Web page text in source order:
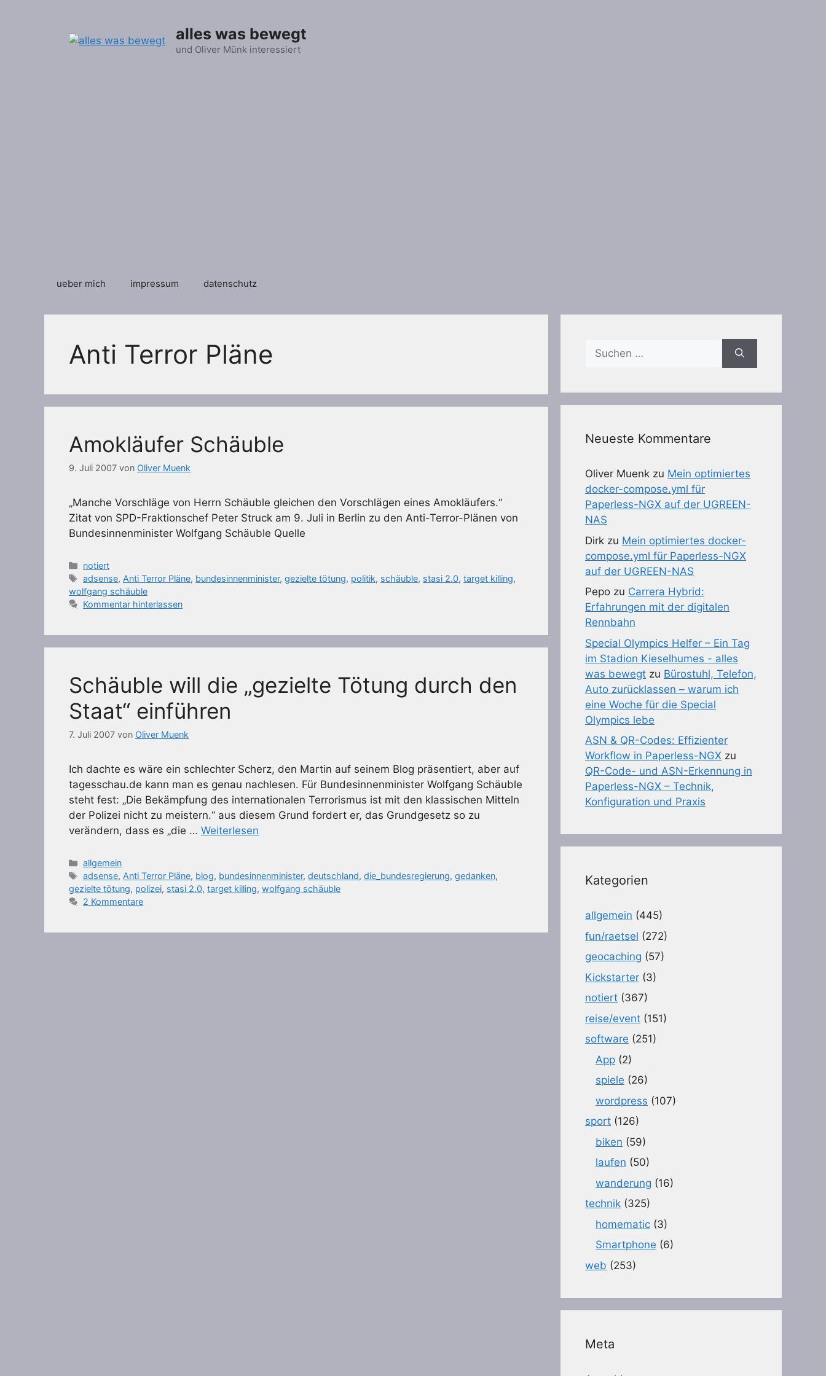
alles was bewegt
und Oliver Münk interessiert
ueber mich impressum datenschutz
Anti Terror Pläne
Amokläufer Schäuble
9. Juli 2007 von Oliver Muenk
„Manche Vorschläge von Herrn Schäuble gleichen den Vorschlägen eines Amokläufers.“
Zitat von SPD-Fraktionschef Peter Struck am 9. Juli in Berlin zu den Anti-Terror-Plänen von
Bundesinnenminister Wolfgang Schäuble Quelle
Kategorien
notiert
Schlagwörter
adsense, Anti Terror Pläne, bundesinnenminister,gezielte tötung, politik, schäuble, stasi 2.0,target killing,
wolfgang schäuble
Kommentar hinterlassen
Schäuble will die „gezielte Tötung durch den
Staat“ einführen
7. Juli 2007 von Oliver Muenk
Ich dachte es wäre ein schlechter Scherz, den Martin auf seinem Blog präsentiert, aber auf
tagesschau.de kann man es genau nachlesen. Für Bundesinnenminister Wolfgang Schäuble
steht fest: „Die Bekämpfung des internationalen Terrorismus ist mit den klassischen Mitteln
der Polizei nicht zu meistern.“ aus diesem Grund fordert er, das Grundgesetz so zu
verändern, dass es „die … Weiterlesen
Kategorien
allgemein
Schlagwörter
adsense, Anti Terror Pläne, blog, bundesinnenminister,deutschland,die_bundesregierung,gedanken,
gezielte tötung, polizei, stasi 2.0, target killing, wolfgang schäuble
2 Kommentare
Suchen
nach:
Neueste Kommentare
Oliver Muenk zu Mein optimiertes
docker-compose.yml für
Paperless-NGX auf der UGREEN-
NAS
Dirk zu Mein optimiertes docker-
compose.yml für Paperless-NGX
auf der UGREEN-NAS
Pepo zu Carrera Hybrid:
Erfahrungen mit der digitalen
Rennbahn
Special Olympics Helfer – Ein Tag
im Stadion Kieselhumes - alles
was bewegt zu Bürostuhl, Telefon,
Auto zurücklassen – warum ich
eine Woche für die Special
Olympics lebe
ASN & QR-Codes: Effizienter
Workflow in Paperless-NGX zu
QR-Code- und ASN-Erkennung in
Paperless-NGX – Technik,
Konfiguration und Praxis
Kategorien
allgemein (445)
fun/raetsel (272)
geocaching (57)
Kickstarter (3)
notiert (367)
reise/event (151)
software (251)
App (2)
spiele (26)
wordpress (107)
sport (126)
biken (59)
laufen (50)
wanderung (16)
technik (325)
homematic (3)
Smartphone (6)
web (253)
Meta